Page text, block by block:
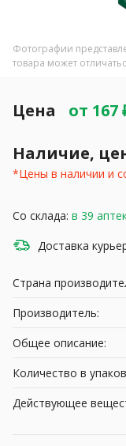
Фотографии
товара может
Цена от 167
Наличие,
*Цены в наличии и
Со склада: в 39
Доставка
Страна
Производитель:
Общее описание:
Количество в
Действующее